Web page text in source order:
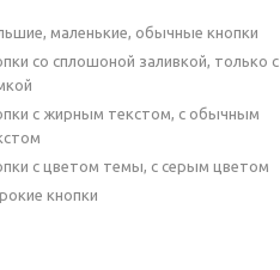
маленькие, обычные кнопки
со сплошоной заливкой, только с
с жирным текстом, с обычным
с цветом темы, с серым цветом
кнопки